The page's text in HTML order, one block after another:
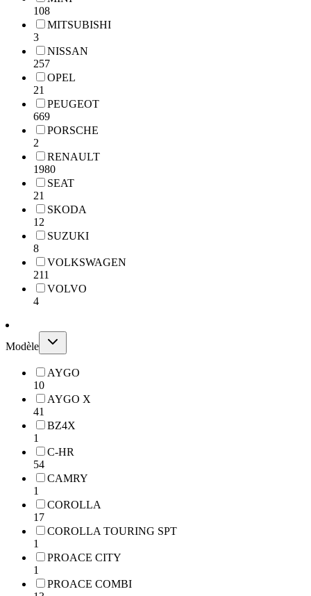
108
MITSUBISHI
3
NISSAN
257
OPEL
21
PEUGEOT
669
PORSCHE
2
RENAULT
1980
SEAT
21
SKODA
12
SUZUKI
8
VOLKSWAGEN
211
VOLVO
4
Modèle
AYGO
10
AYGO X
41
BZ4X
1
C-HR
54
CAMRY
1
COROLLA
17
COROLLA TOURING SPT
1
PROACE CITY
1
PROACE COMBI